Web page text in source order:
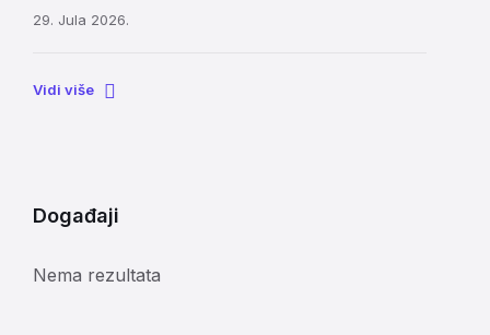
29. Jula 2026.
Vidi više
Događaji
Nema rezultata